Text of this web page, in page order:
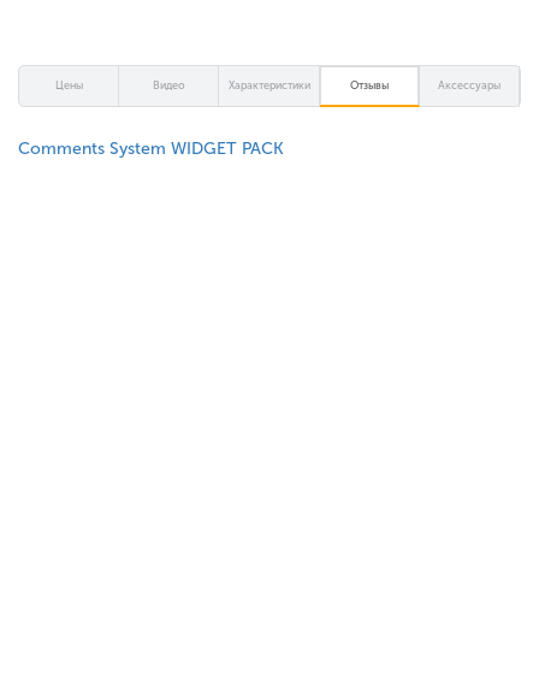
Цены Видео Характеристики Отзывы Аксессуары
Comments System WIDGET PACK